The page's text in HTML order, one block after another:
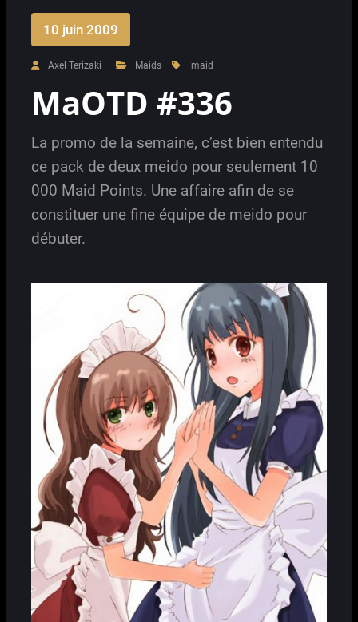
10 juin 2009
Axel Terizaki Maids maid
MaOTD #336
La promo de la semaine, c’est bien entendu
ce pack de deux meido pour seulement 10
000 Maid Points. Une affaire afin de se
constituer une fine équipe de meido pour
débuter.